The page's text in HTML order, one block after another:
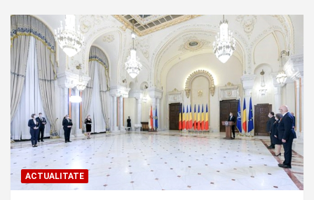
ACTUALITATE